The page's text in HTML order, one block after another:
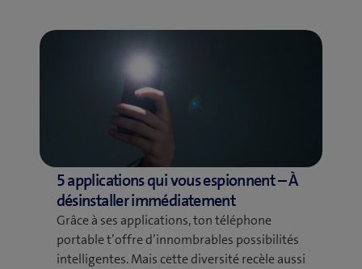
faits
surprenants
les
téléphones
portables
5 applications qui vous espionnent – À
désinstaller immédiatement
Grâce à ses applications, ton téléphone
portable t’offre d’innombrables possibilités
intelligentes. Mais cette diversité recèle aussi